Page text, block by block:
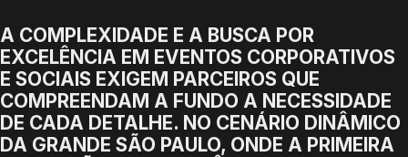
A COMPLEXIDADE E A BUSCA POR
EXCELÊNCIA EM EVENTOS CORPORATIVOS
E SOCIAIS EXIGEM PARCEIROS QUE
COMPREENDAM A FUNDO A NECESSIDADE
DE CADA DETALHE. NO CENÁRIO DINÂMICO
DA GRANDE SÃO PAULO, ONDE A PRIMEIRA